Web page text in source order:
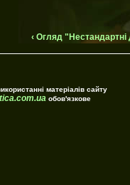
‹ Огляд "Нестандартні
матеріалів сайту
обов'язкове